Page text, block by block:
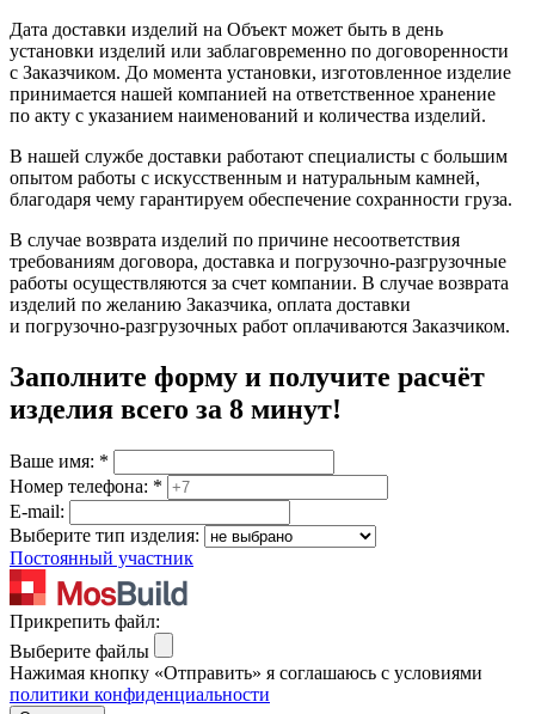
Дата доставки изделий на Объект может быть в день
установки изделий или заблаговременно по договоренности
с Заказчиком. До момента установки, изготовленное изделие
принимается нашей компанией на ответственное хранение
по акту с указанием наименований и количества изделий.
В нашей службе доставки работают специалисты с большим
опытом работы с искусственным и натуральным камней,
благодаря чему гарантируем обеспечение сохранности груза.
В случае возврата изделий по причине несоответствия
требованиям договора, доставка и погрузочно-разгрузочные
работы осуществляются за счет компании. В случае возврата
изделий по желанию Заказчика, оплата доставки
и погрузочно-разгрузочных работ оплачиваются Заказчиком.
Заполните форму и получите расчёт
изделия всего за 8 минут!
Ваше имя: *
Номер телефона: *
E-mail:
Выберите тип изделия:
Постоянный участник
Прикрепить файл:
Выберите файлы
Нажимая кнопку «Отправить» я соглашаюсь с условиями
политики конфиденциальности